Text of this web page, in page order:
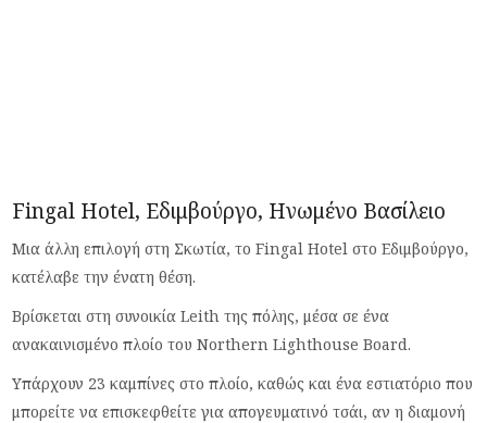
Fingal Hotel, Εδιμβούργο, Ηνωμένο Βασίλειο
Μια άλλη επιλογή στη Σκωτία, το Fingal Hotel στο Εδιμβούργο,
κατέλαβε την ένατη θέση.
Βρίσκεται στη συνοικία Leith της πόλης, μέσα σε ένα
ανακαινισμένο πλοίο του Northern Lighthouse Board.
Υπάρχουν 23 καμπίνες στο πλοίο, καθώς και ένα εστιατόριο που
μπορείτε να επισκεφθείτε για απογευματινό τσάι, αν η διαμονή